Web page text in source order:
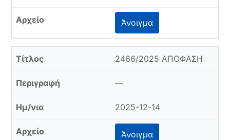
Άνοιγμα
2466/2025 ΑΠΟΦΑΣΗ
—
2025-12-14
Άνοιγμα